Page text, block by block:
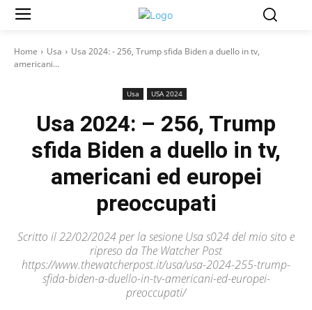
Home Usa
Usa 2024: - 256, Trump sfida Biden a duello in tv,
americani...
Usa USA 2024
Usa 2024: – 256, Trump
sfida Biden a duello in tv,
americani ed europei
preoccupati
Scritto il 22/02/2024 per la sesione Usa s024 del mio sito e
ripreso da The Watcher Post
https://www.thewatcherpost.it/usa/usa-2024-255-trump-
sfida-biden-a-duello-in-tv-americani-ed-europei-
preoccupati/